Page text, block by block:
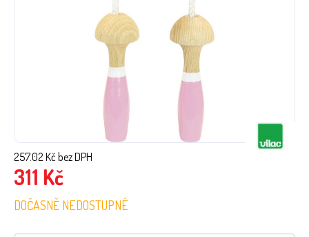
257.02Kč bez DPH
311 Kč
DOČASNĚ NEDOSTUPNÉ